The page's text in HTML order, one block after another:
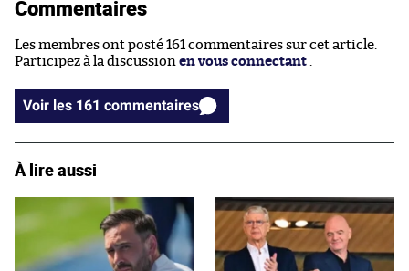
Commentaires
Les membres ont posté 161 commentaires sur cet article.
Participez à la discussion en vous connectant
Voir les 161 commentaires
À lire aussi